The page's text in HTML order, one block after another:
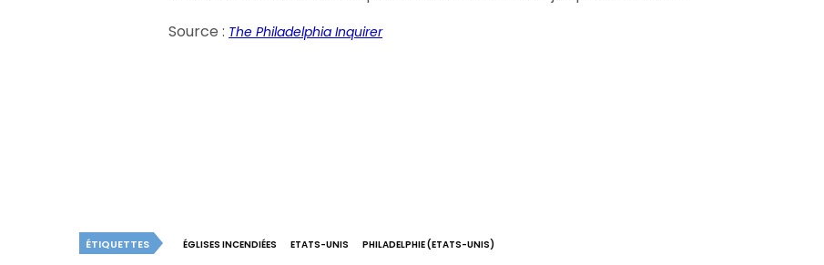
Source : The Philadelphia Inquirer
ÉTIQUETTES ÉGLISES INCENDIÉES ETATS-UNIS PHILADELPHIE (ETATS-UNIS)